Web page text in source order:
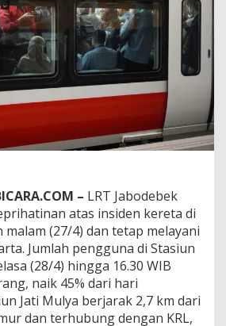
u
n
g
M
o
b
i
i
t
M
a
s
y
a
a
k
a
t
– LRT Jabodebek
atas insiden kereta di
malam (27/4) dan tetap melayani
Jumlah pengguna di Stasiun
(28/4) hingga 16.30 WIB
naik 45% dari hari
Jati Mulya berjarak 2,7 km dari
dan terhubung dengan KRL,